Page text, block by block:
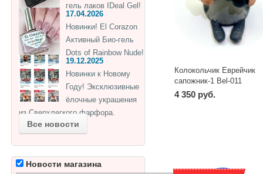
Колокольчик Еврейчик
сапожник-1 Bel-011
4 350 руб.
гель лаков IDeal Gel!
17.04.2026
Новинки! El Corazon
Активный Био-гель
Dots of Rainbow Nude!
19.12.2025
Новинки к Новому
Году! Эксклюзивные
ёлочные украшения
из Сверхлегкого фарфора.
Все новости
Новости магазина